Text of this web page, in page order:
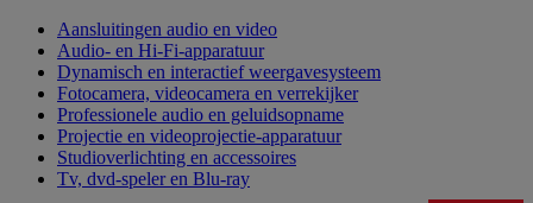
Aansluitingen audio en video
Audio- en Hi-Fi-apparatuur
Dynamisch en interactief weergavesysteem
Fotocamera, videocamera en verrekijker
Professionele audio en geluidsopname
Projectie en videoprojectie-apparatuur
Studioverlichting en accessoires
Tv, dvd-speler en Blu-ray